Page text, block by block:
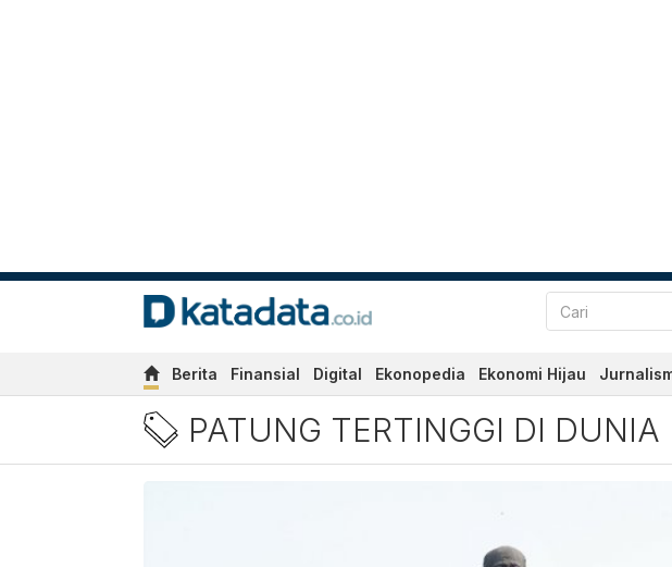
Berita Finansial Digital Ekonopedia Ekonomi Hijau
Berita Patung Tertinggi Di Dunia
PATUNG TERTINGGI DI DUNIA